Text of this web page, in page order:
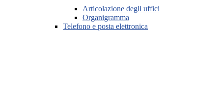
Articolazione degli uffici
Organigramma
Telefono e posta elettronica